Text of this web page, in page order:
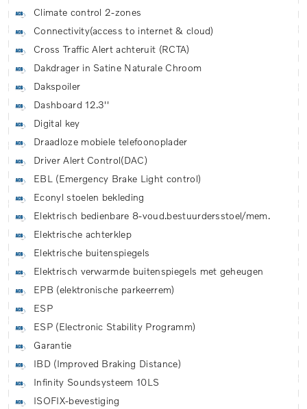
Climate control 2-zones
Connectivity(access to internet & cloud)
Cross Traffic Alert achteruit (RCTA)
Dakdrager in Satine Naturale Chroom
Dakspoiler
Dashboard 12.3''
Digital key
Draadloze mobiele telefoonoplader
Driver Alert Control(DAC)
EBL (Emergency Brake Light control)
Econyl stoelen bekleding
Elektrisch bedienbare 8-voud.bestuurdersstoel/mem.
Elektrische achterklep
Elektrische buitenspiegels
Elektrisch verwarmde buitenspiegels met geheugen
EPB (elektronische parkeerrem)
ESP
ESP (Electronic Stability Programm)
Garantie
IBD (Improved Braking Distance)
Infinity Soundsysteem 10LS
ISOFIX-bevestiging